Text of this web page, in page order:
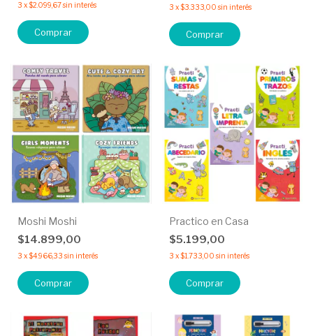
3 x$2.099,67sin interés
Comprar
3 x$3.333,00 sin interés
Comprar
Moshi Moshi
$14.899,00
3 x$4.966,33 sin interés
Comprar
Practico en Casa
$5.199,00
3 x$1.733,00 sin interés
Comprar